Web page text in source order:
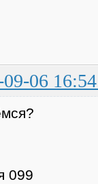
09-06
099